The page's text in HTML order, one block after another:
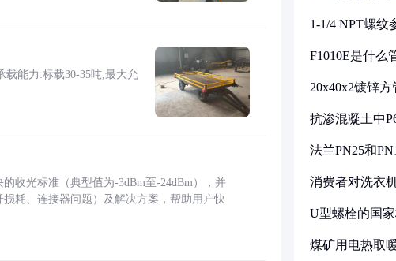
载能力:标载30-35吨,最大允
收光标准（典型值为-3dBm至-24dBm），并
耗、连接器问题）及解决方案，帮助用户快
1-1/4 NPT螺纹
F1010E是什么
20x40x2镀锌
抗渗混凝土中
法兰PN25和
消费者对洗衣
U型螺栓的国
煤矿用电热取